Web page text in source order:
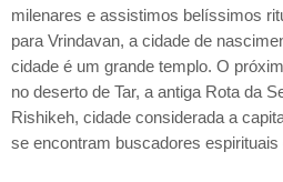
milenares e assistimos belíssimos
para Vrindavan, a cidade de
cidade é um grande templo. O
no deserto de Tar, a antiga Rota da
Rishikeh, cidade considerada a
se encontram buscadores espirituais